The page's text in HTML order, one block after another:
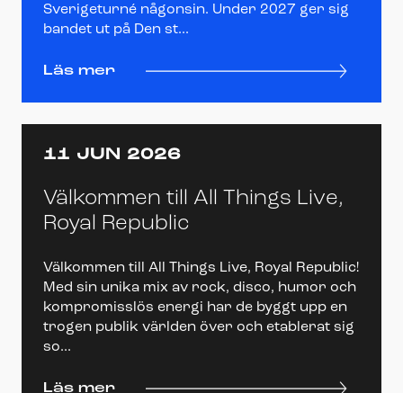
Sverigeturné någonsin. Under 2027 ger sig
bandet ut på Den st...
Läs mer
11 JUN 2026
Välkommen till All Things Live,
Royal Republic
Välkommen till All Things Live, Royal Republic!
Med sin unika mix av rock, disco, humor och
kompromisslös energi har de byggt upp en
trogen publik världen över och etablerat sig
so...
Läs mer